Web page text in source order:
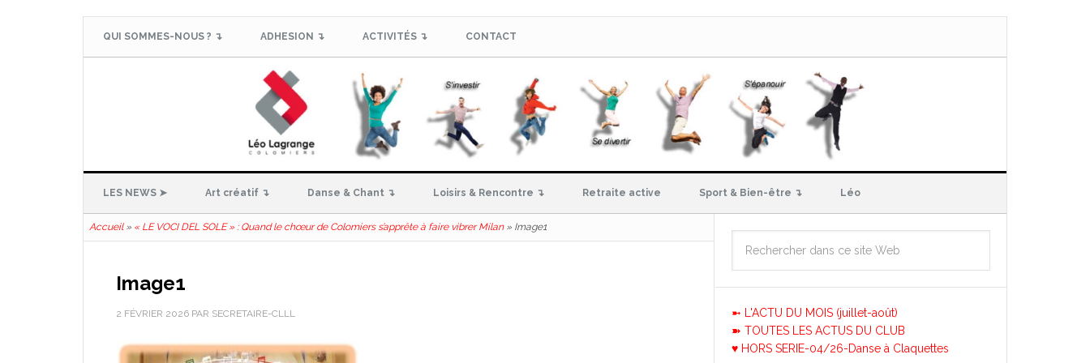
QUI SOMMES-NOUS ? ↴ ADHESION ↴ ACTIVITÉS ↴ CONTACT
LES NEWS ➤ Art créatif ↴ Danse & Chant ↴ Loisirs & Rencontre ↴ Retraite active Sport & Bien-être ↴ Léo
Accueil» « LE VOCI DEL SOLE » : Quand le chœur de Colomiers s’apprête à faire vibrer Milan» Image1
Image1
2 FÉVRIER 2026 PAR SECRETAIRE-CLLL
➼ L'ACTU DU MOIS (juillet-août)
➽ TOUTES LES ACTUS DU CLUB
♥ HORS SERIE-04/26-Danse à Claquettes